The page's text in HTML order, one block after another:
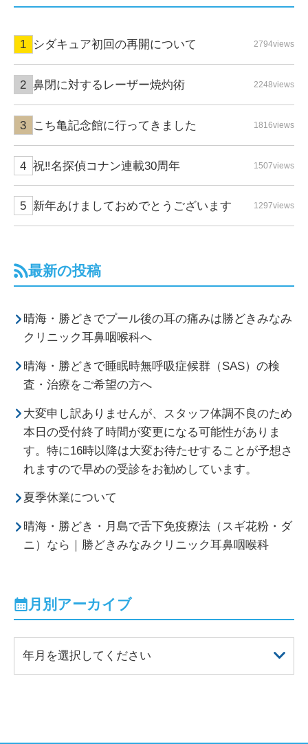
シダキュア初回の再開について 2794views
鼻閉に対するレーザー焼灼術 2248views
こち亀記念館に行ってきました 1816views
祝‼名探偵コナン連載30周年 1507views
新年あけましておめでとうございます 1297views
最新の投稿
晴海・勝どきでプール後の耳の痛みは勝どきみなみ
クリニック耳鼻咽喉科へ
晴海・勝どきで睡眠時無呼吸症候群（SAS）の検
査・治療をご希望の方へ
大変申し訳ありませんが、スタッフ体調不良のため
本日の受付終了時間が変更になる可能性がありま
す。特に16時以降は大変お待たせすることが予想さ
れますので早めの受診をお勧めしています。
夏季休業について
晴海・勝どき・月島で舌下免疫療法（スギ花粉・ダ
ニ）なら｜勝どきみなみクリニック耳鼻咽喉科
月別アーカイブ
年月を選択してください